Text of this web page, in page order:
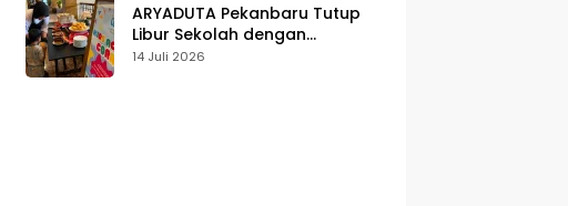
ARYADUTA Pekanbaru Tutup
Libur Sekolah dengan
Pengalaman Staycation
14 Juli 2026